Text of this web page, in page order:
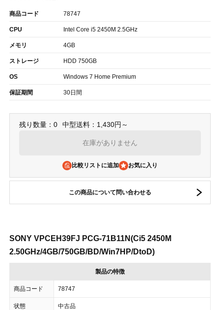
商品コード 78747
CPU Intel Core i5 2450M 2.5GHz
メモリ 4GB
ストレージ HDD 750GB
OS Windows 7 Home Premium
保証期間 30日間
残り数量：0 中型送料：1,430円～
在庫がありません
比較リストに追加
この商品について問い合わせる
SONY VPCEH39FJ PCG-71B11N(Ci5 2450M
2.50GHz/4GB/750GB/BD/Win7HP/DtoD)
製品の特徴
商品コード 78747
状態 中古品